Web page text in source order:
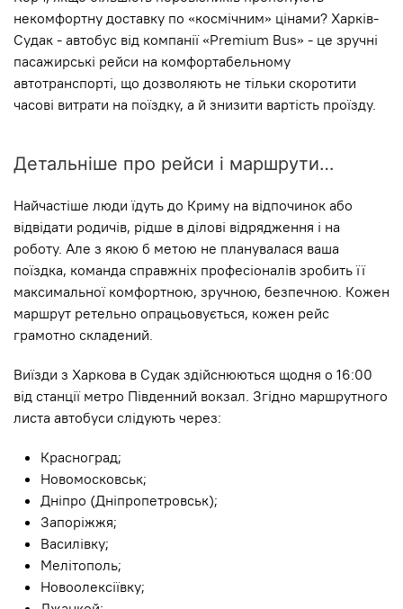
некомфортну доставку по «космічним» цінами? Харків-
Судак - автобус від компанії «Premium Bus» - це зручні
пасажирські рейси на комфортабельному
автотранспорті, що дозволяють не тільки скоротити
часові витрати на поїздку, а й знизити вартість проїзду.
Детальніше про рейси і маршрути…
Найчастіше люди їдуть до Криму на відпочинок або
відвідати родичів, рідше в ділові відрядження і на
роботу. Але з якою б метою не планувалася ваша
поїздка, команда справжніх професіоналів зробить її
максимальної комфортною, зручною, безпечною. Кожен
маршрут ретельно опрацьовується, кожен рейс
грамотно складений.
Виїзди з Харкова в Судак здійснюються щодня о 16:00
від станції метро Південний вокзал. Згідно маршрутного
листа автобуси слідують через:
Красноград;
Новомосковськ;
Дніпро (Дніпропетровськ);
Запоріжжя;
Василівку;
Мелітополь;
Новоолексіївку;